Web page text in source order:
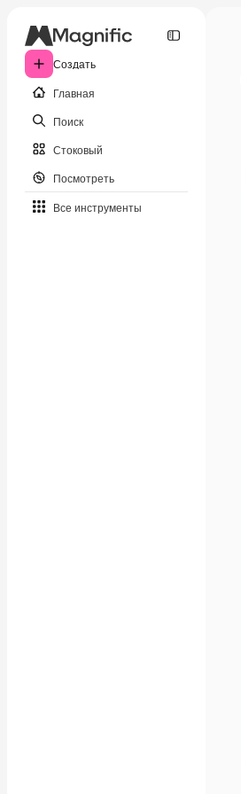
Создать
Главная
Поиск
Стоковый
Посмотреть
Все инструменты